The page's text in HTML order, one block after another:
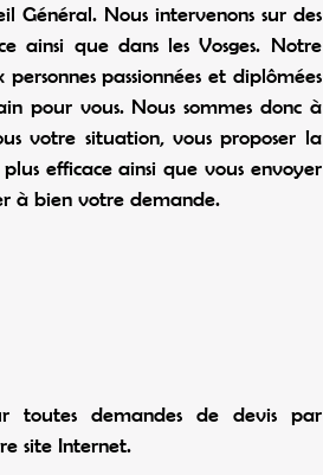
Général. Nous intervenons sur des
ainsi que dans les Vosges. Notre
passionnées et diplômées
pour vous. Nous sommes donc à
votre situation, vous proposer la
efficace ainsi que vous envoyer
à bien votre demande.
toutes demandes de devis par
site Internet.